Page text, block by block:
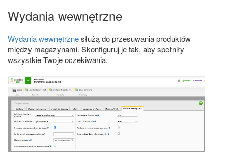
Wydania wewnętrzne
Wydania wewnętrznesłużą do przesuwania produktów
między magazynami. Skonfiguruj je tak, aby spełniły
wszystkie Twoje oczekiwania.